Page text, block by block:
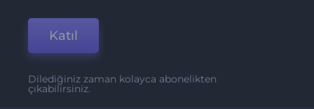
Katıl
Dilediğiniz zaman kolayca abonelikten
çıkabilirsiniz.